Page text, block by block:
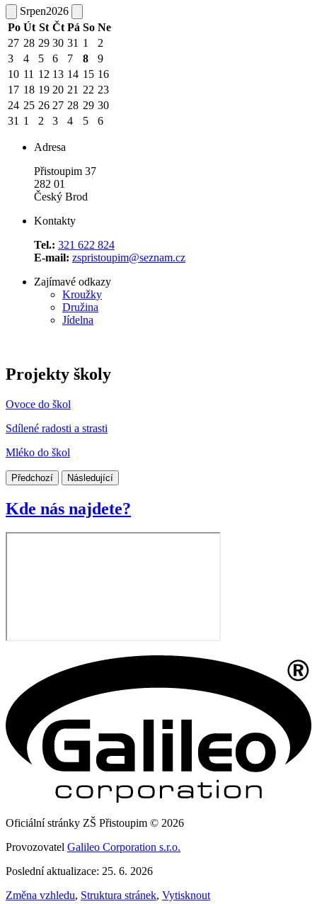
Srpen2026
Po Út St Čt Pá So Ne
27 28 29 30 31 1
2
3
4 5 6 7 8
9
10 11 12 13 14 15 16
17 18 19 20 21 22 23
24 25 26 27 28 29 30
31 1 2 3 4 5 6
Adresa
Přistoupim 37
282 01
Český Brod
Kontakty
Tel.: 321 622 824
E-mail: zspristoupim@seznam.cz
Zajímavé odkazy
Kroužky
Družina
Jídelna
Projekty školy
Ovoce do škol
Sdílené radosti a strasti
Mléko do škol
Předchozí Následující
Kde nás najdete?
Oficiální stránky ZŠ Přistoupim © 2026
Provozovatel Galileo Corporation s.r.o.
Poslední aktualizace: 25. 6. 2026
Změna vzhledu, Struktura stránek, Vytisknout